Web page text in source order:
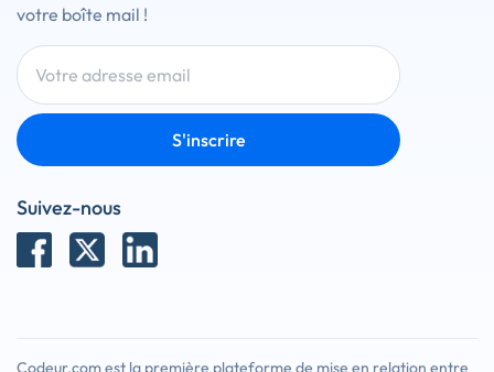
votre boîte mail !
S'inscrire
Suivez-nous
Codeur.com est la première plateforme de mise en relation entre